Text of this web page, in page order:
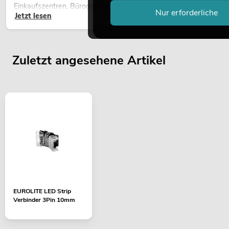
Einkaufszentren, Bürogebäuden oder auf Messeständen: eine
hochwertige Begrünung gehört heute längst zum modernen
Raumkonzept.
Jetzt lesen
Zuletzt angesehene Artikel
EUROLITE LED Strip
Verbinder 3Pin 10mm
Nur erforderliche